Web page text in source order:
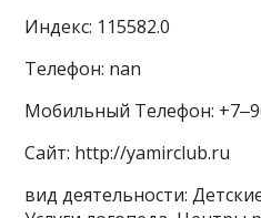
Индекс: 115582.0
Телефон: nan
Мобильный Телефон:
Сайт: http://yamirclub.ru
вид деятельности: